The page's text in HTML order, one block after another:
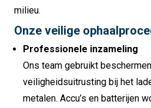
milieu.
Onze veilige
Professionele inzameling
Ons team gebruikt
veiligheidsuitrusting bij het
metalen. Accu’s en batterijen